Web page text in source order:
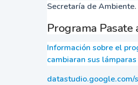
Secretaría de
Programa Pasate
Información sobre el
cambiaran sus
datastudio.google.com/